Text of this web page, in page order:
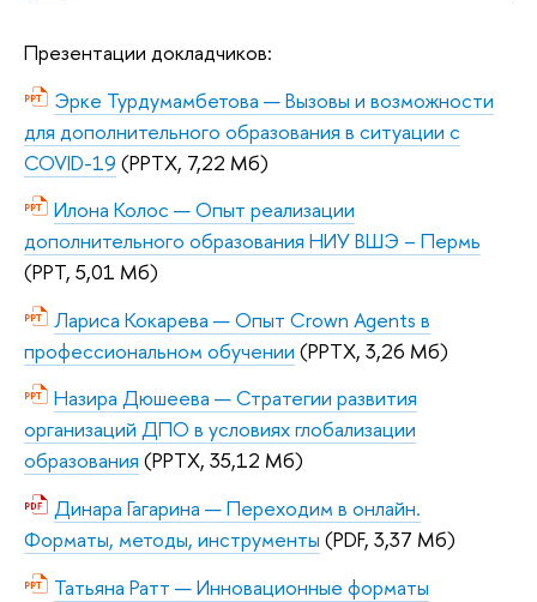
Презентации докладчиков:
Эрке Турдумамбетова — Вызовы и возможности
для дополнительного образования в ситуации с
COVID-19 (PPTX, 7,22 Мб)
Илона Колос — Опыт реализации
дополнительного образования НИУ ВШЭ – Пермь
(PPT, 5,01 Мб)
Лариса Кокарева — Опыт Crown Agents в
профессиональном обучении (PPTX, 3,26 Мб)
Назира Дюшеева — Стратегии развития
организаций ДПО в условиях глобализации
образования (PPTX, 35,12 Мб)
Динара Гагарина — Переходим в онлайн.
Форматы, методы, инструменты (PDF, 3,37 Мб)
Татьяна Ратт — Инновационные форматы